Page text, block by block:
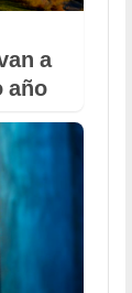
a
año